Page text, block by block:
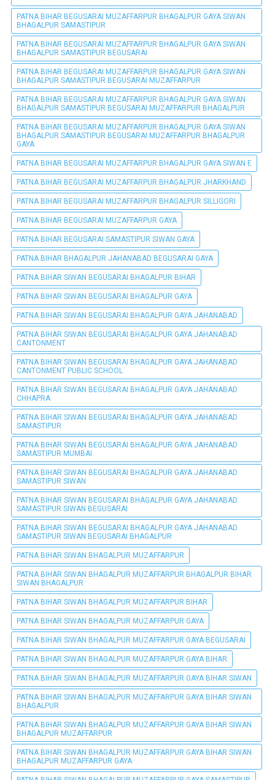
PATNA BIHAR BEGUSARAI MUZAFFARPUR BHAGALPUR GAYA SIWAN
BHAGALPUR SAMASTIPUR
PATNA BIHAR BEGUSARAI MUZAFFARPUR BHAGALPUR GAYA SIWAN
BHAGALPUR SAMASTIPUR BEGUSARAI
PATNA BIHAR BEGUSARAI MUZAFFARPUR BHAGALPUR GAYA SIWAN
BHAGALPUR SAMASTIPUR BEGUSARAI MUZAFFARPUR
PATNA BIHAR BEGUSARAI MUZAFFARPUR BHAGALPUR GAYA SIWAN
BHAGALPUR SAMASTIPUR BEGUSARAI MUZAFFARPUR BHAGALPUR
PATNA BIHAR BEGUSARAI MUZAFFARPUR BHAGALPUR GAYA SIWAN
BHAGALPUR SAMASTIPUR BEGUSARAI MUZAFFARPUR BHAGALPUR
GAYA
PATNA BIHAR BEGUSARAI MUZAFFARPUR BHAGALPUR GAYA SIWAN E
PATNA BIHAR BEGUSARAI MUZAFFARPUR BHAGALPUR JHARKHAND
PATNA BIHAR BEGUSARAI MUZAFFARPUR BHAGALPUR SILLIGORI
PATNA BIHAR BEGUSARAI MUZAFFARPUR GAYA
PATNA BIHAR BEGUSARAI SAMASTIPUR SIWAN GAYA
PATNA BIHAR BHAGALPUR JAHANABAD BEGUSARAI GAYA
PATNA BIHAR SIWAN BEGUSARAI BHAGALPUR BIHAR
PATNA BIHAR SIWAN BEGUSARAI BHAGALPUR GAYA
PATNA BIHAR SIWAN BEGUSARAI BHAGALPUR GAYA JAHANABAD
PATNA BIHAR SIWAN BEGUSARAI BHAGALPUR GAYA JAHANABAD
CANTONMENT
PATNA BIHAR SIWAN BEGUSARAI BHAGALPUR GAYA JAHANABAD
CANTONMENT PUBLIC SCHOOL
PATNA BIHAR SIWAN BEGUSARAI BHAGALPUR GAYA JAHANABAD
CHHAPRA
PATNA BIHAR SIWAN BEGUSARAI BHAGALPUR GAYA JAHANABAD
SAMASTIPUR
PATNA BIHAR SIWAN BEGUSARAI BHAGALPUR GAYA JAHANABAD
SAMASTIPUR MUMBAI
PATNA BIHAR SIWAN BEGUSARAI BHAGALPUR GAYA JAHANABAD
SAMASTIPUR SIWAN
PATNA BIHAR SIWAN BEGUSARAI BHAGALPUR GAYA JAHANABAD
SAMASTIPUR SIWAN BEGUSARAI
PATNA BIHAR SIWAN BEGUSARAI BHAGALPUR GAYA JAHANABAD
SAMASTIPUR SIWAN BEGUSARAI BHAGALPUR
PATNA BIHAR SIWAN BHAGALPUR MUZAFFARPUR
PATNA BIHAR SIWAN BHAGALPUR MUZAFFARPUR BHAGALPUR BIHAR
SIWAN BHAGALPUR
PATNA BIHAR SIWAN BHAGALPUR MUZAFFARPUR BIHAR
PATNA BIHAR SIWAN BHAGALPUR MUZAFFARPUR GAYA
PATNA BIHAR SIWAN BHAGALPUR MUZAFFARPUR GAYA BEGUSARAI
PATNA BIHAR SIWAN BHAGALPUR MUZAFFARPUR GAYA BIHAR
PATNA BIHAR SIWAN BHAGALPUR MUZAFFARPUR GAYA BIHAR SIWAN
PATNA BIHAR SIWAN BHAGALPUR MUZAFFARPUR GAYA BIHAR SIWAN
BHAGALPUR
PATNA BIHAR SIWAN BHAGALPUR MUZAFFARPUR GAYA BIHAR SIWAN
BHAGALPUR MUZAFFARPUR
PATNA BIHAR SIWAN BHAGALPUR MUZAFFARPUR GAYA BIHAR SIWAN
BHAGALPUR MUZAFFARPUR GAYA